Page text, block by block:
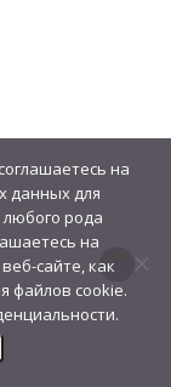
на
данных для
рода
на
сайте, как
файлов cookie.